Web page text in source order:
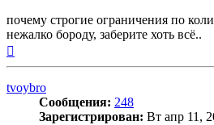
почему строгие ограничения по
нежалко бороду, заберите хоть всё..
tvoybro
Сообщения: 248
Зарегистрирован: Вт апр 11,